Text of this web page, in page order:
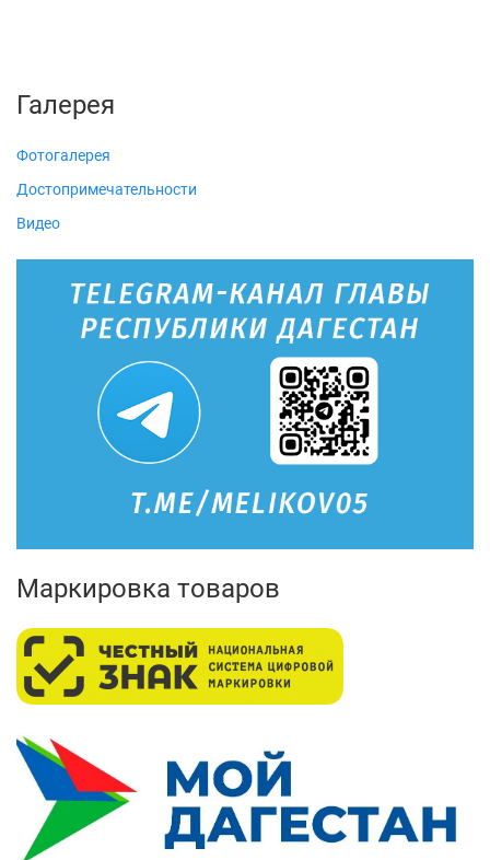
Галерея
Фотогалерея
Достопримечательности
Видео
Маркировка товаров